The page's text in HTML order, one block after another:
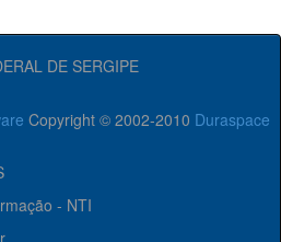
DE SERGIPE
Copyright © 2002-2010 Duraspace
- NTI